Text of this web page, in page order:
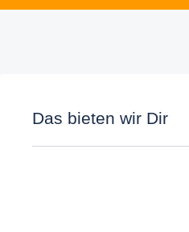
Das bieten wir Dir